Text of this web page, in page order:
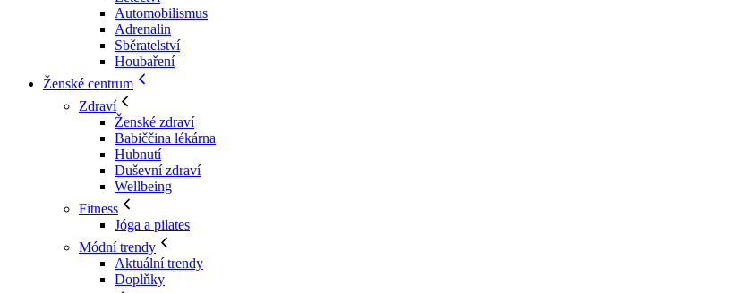
Automobilismus
Adrenalin
Sběratelství
Houbaření
Ženské centrum
Zdraví
Ženské zdraví
Babiččina lékárna
Hubnutí
Duševní zdraví
Wellbeing
Fitness
Jóga a pilates
Módní trendy
Aktuální trendy
Doplňky